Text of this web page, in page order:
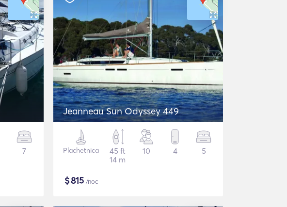
7
Jeanneau Sun Odyssey 449
Plachetnica
45 ft
14 m
10 4 5
$815 /noc